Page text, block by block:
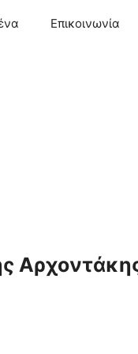
Επικοινωνία